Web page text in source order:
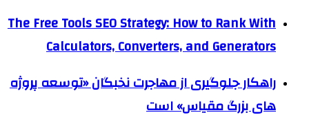
The Free Tools SEO Strategy: How to Rank With
Calculators, Converters, and Generators
راهکار جلوگیری از مهاجرت نخبگان «توسعه پروژه
های بزرگ مقیاس» است